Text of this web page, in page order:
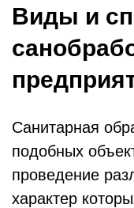
Виды и
Санитарная
подобных
проведение
характер